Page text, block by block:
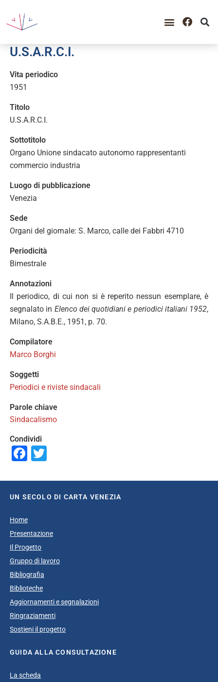
U.S.A.R.C.I.
Vita periodico
1951
Titolo
U.S.A.R.C.I.
Sottotitolo
Organo Unione sindacato autonomo rappresentanti
commercio industria
Luogo di pubblicazione
Venezia
Sede
Organi del giornale: S. Marco, calle dei Fabbri 4710
Periodicità
Bimestrale
Annotazioni
Il periodico, di cui non si è reperito nessun esemplare, è
segnalato in Elenco dei quotidiani e periodici italiani 1952,
Milano, S.A.B.E., 1951, p. 70.
Compilatore
Marco Borghi
Soggetti
Periodici e riviste sindacali
Parole chiave
Sindacalismo
Condividi
Facebook
UN SECOLO DI CARTA VENEZIA
Home
Presentazione
Il Progetto
Gruppo di lavoro
Bibliografia
Biblioteche
Aggiornamenti e segnalazioni
Ringraziamenti
Sostieni il progetto
GUIDA ALLA CONSULTAZIONE
La scheda